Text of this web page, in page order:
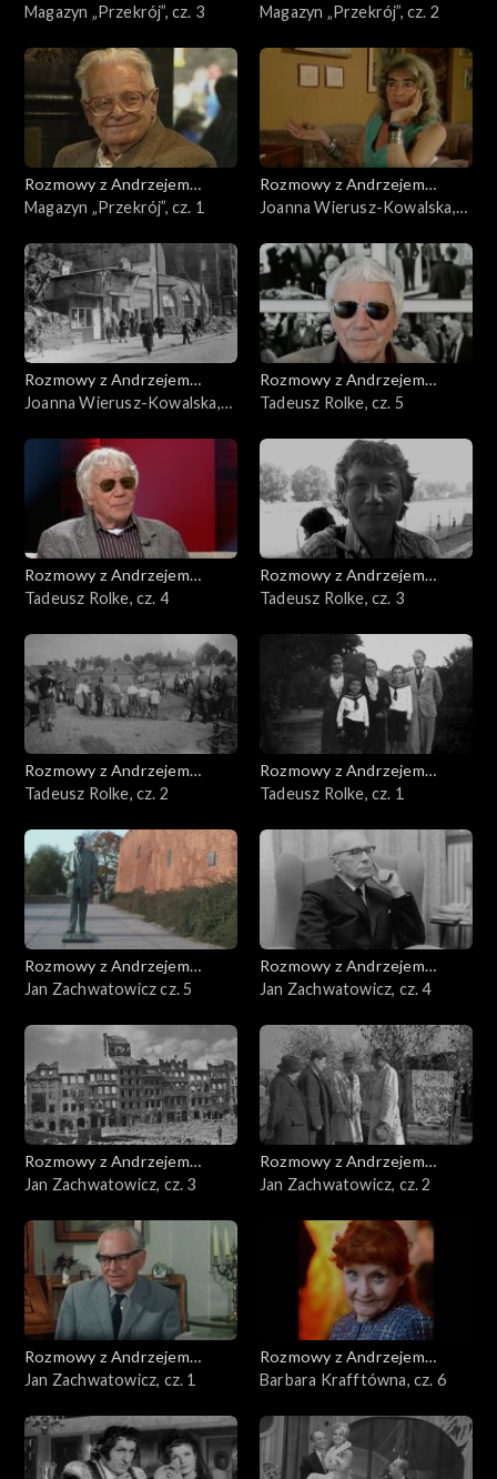
Doboszem
Magazyn „Przekrój”, cz. 3
Doboszem
Magazyn „Przekrój”, cz. 2
Rozmowy z Andrzejem
Doboszem
Magazyn „Przekrój”, cz. 1
Rozmowy z Andrzejem
Doboszem
Joanna Wierusz-Kowalska,
Rozmowy z Andrzejem
Doboszem
Joanna Wierusz-Kowalska,
Rozmowy z Andrzejem
Doboszem
Tadeusz Rolke, cz. 5
Rozmowy z Andrzejem
Doboszem
Tadeusz Rolke, cz. 4
Rozmowy z Andrzejem
Doboszem
Tadeusz Rolke, cz. 3
Rozmowy z Andrzejem
Doboszem
Tadeusz Rolke, cz. 2
Rozmowy z Andrzejem
Doboszem
Tadeusz Rolke, cz. 1
Rozmowy z Andrzejem
Doboszem
Jan Zachwatowicz cz. 5
Rozmowy z Andrzejem
Doboszem
Jan Zachwatowicz, cz. 4
Rozmowy z Andrzejem
Doboszem
Jan Zachwatowicz, cz. 3
Rozmowy z Andrzejem
Doboszem
Jan Zachwatowicz, cz. 2
Rozmowy z Andrzejem
Doboszem
Jan Zachwatowicz, cz. 1
Rozmowy z Andrzejem
Doboszem
Barbara Krafftówna, cz. 6